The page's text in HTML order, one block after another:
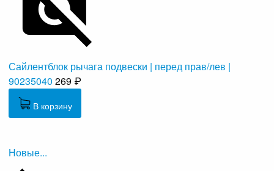
Сайлентблок рычага подвески | перед прав/лев |
90235040 269 ₽
В корзину
Новые...